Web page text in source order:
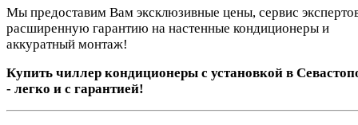
Мы предоставим Вам эксклюзивные цены, сервис
расширенную гарантию на настенные кондиционеры и
аккуратный монтаж!
Купить чиллер кондиционеры с установкой в
- легко и с гарантией!